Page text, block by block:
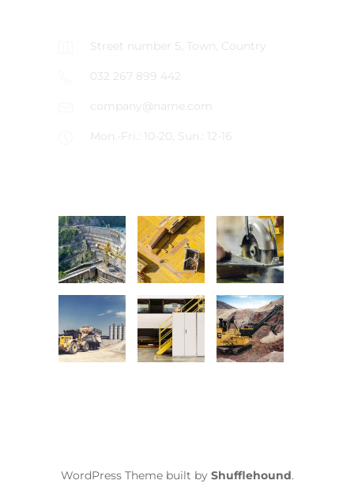
Street number 5, Town, Country
032 267 899 442
company@name.com
Mon.-Fri.: 10-20, Sun.: 12-16
WordPress Theme built by Shufflehound.